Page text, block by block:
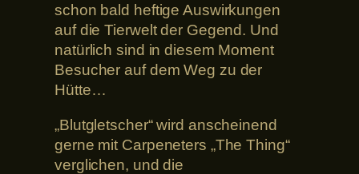
schon bald heftige Auswirkungen
auf die Tierwelt der Gegend. Und
natürlich sind in diesem Moment
Besucher auf dem Weg zu der
Hütte…
„Blutgletscher“ wird anscheinend
gerne mit Carpeneters „The Thing“
verglichen, und die